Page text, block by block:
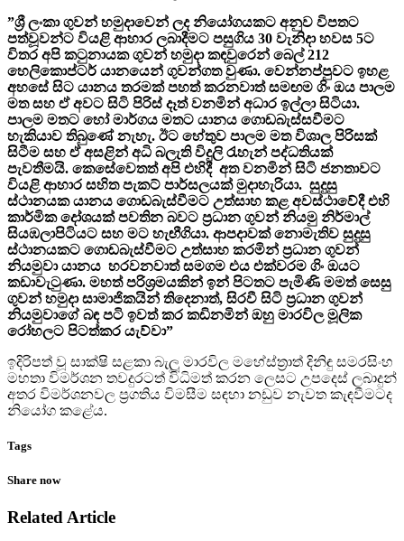
”ශ්‍රී ලංකා ගුවන් හමුදාවෙන් ලද නියෝගයකට අනුව විපතට
පත්වූවන්ට වියළි ආහාර ලබාදීමට පසුගිය 30 වැනිදා හවස 5ට
විතර අපි කටුනායක ගුවන් හමුදා කඳවුරෙන් බෙල් 212
හෙලිකොප්ටර් යානයෙන් ගුවන්ගත වුණා. වෙන්නප්පුවට ඉහළ
අහසේ සිට යානය තරමක් පහත් කරනවාත් සමඟම ගිං ඔය පාලම
මත සහ ඒ අවට සිටි පිරිස් දෑත් වනමින් අධාර ඉල්ලා සිටියා.
පාලම මතට හෝ මාර්ගය මතට යානය ගොඩබැස්සවීමට
හැකියාව තිබුණේ නැහැ. ඊට හේතුව පාලම මත විශාල පිරිසක්
සිටීම සහ ඒ අසළින් අධි බලැති විදුලි රැහැන් පද්ධතියක්
පැවතීමයි. කෙසේවෙතත් අපි එහිදී අත වනමින් සිටි ජනතාවට
වියළි ආහාර සහිත පැකට් පාර්සලයක් මුදාහැරියා. සුදුසු
ස්ථානයක යානය ගොඩබැස්වීමට උත්සාහ කළ අවස්ථාවේදී එහි
කාර්මික දෝශයක් පවතින බවට ප්‍රධාන ගුවන් නියමු නිර්මාල්
සියඹලාපිටියට සහ මට හැඟීගියා. ආපදාවක් නොමැතිව සුදුසු
ස්ථානයකට ගොඩබැස්වීමට උත්සාහ කරමින් ප්‍රධාන ගුවන්
නියමුවා යානය හරවනවාත් සමගම එය එක්වරම ගිං ඔයට
කඩාවැටුණා. මහත් පරිශ්‍රමයකින් ඉන් පිටතට පැමිණි මමත් සෙසු
ගුවන් හමුදා සාමාජිකයින් තිදෙනාත්, සිරවී සිටි ප්‍රධාන ගුවන්
නියමුවාගේ බඳ පටි ඉවත් කර කඩිනමින් ඔහු මාරවිල මූලික
රෝහලට පිටත්කර යැව්වා”
ඉදිරිපත් වූ සාක්ෂි සළකා බැලූ මාරවිල මහේස්ත්‍රාත් දිනිඳු සමරසිංහ
මහතා විමර්ශන තවදුරටත් විධිමත් කරන ලෙසට උපදෙස් ලබාදුන්
අතර විමර්ශනවල ප්‍රගතිය විමසීම සඳහා නඩුව නැවත කැඳවීමටද
නියෝග කළේය.
Tags
Share now
Related Article